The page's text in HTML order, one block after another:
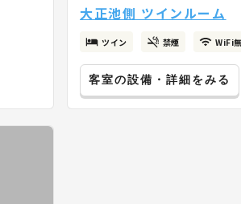
大正池側 ツインルーム
ツイン 禁煙 WiFi
客室の設備・詳細をみる